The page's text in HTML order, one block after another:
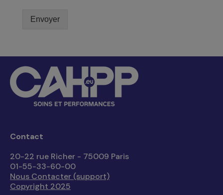
Envoyer
Contact
20-22 rue Richer - 75009 Paris
01-55-33-60-00
Nous Contacter (support)
Copyright 2025